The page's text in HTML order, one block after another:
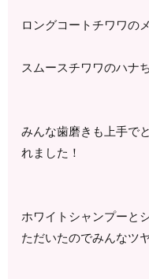
ロングコートチワワの
スムースチワワのハナ
みんな歯磨きも上手で
れました！
ホワイトシャンプーと
ただいたのでみんなツ